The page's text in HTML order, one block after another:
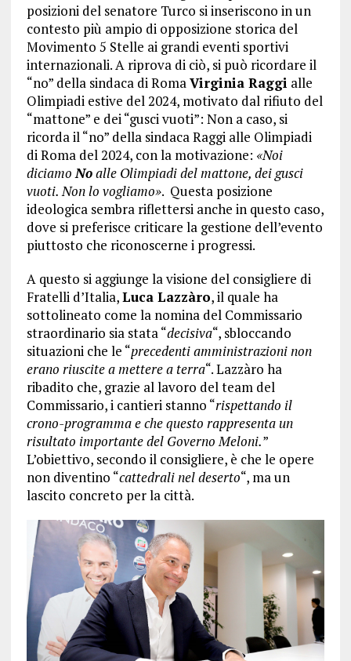
posizioni del senatore Turco si inseriscono in un
contesto più ampio di opposizione storica del
Movimento 5 Stelle ai grandi eventi sportivi
internazionali. A riprova di ciò, si può ricordare il
“no” della sindaca di RomaVirginia Raggi alle
Olimpiadi estive del 2024, motivato dal rifiuto del
“mattone” e dei “gusci vuoti”: Non a caso, si
ricorda il “no” della sindaca Raggi alle Olimpiadi
di Roma del 2024, con la motivazione: «Noi
diciamoNoalle Olimpiadi del mattone, dei gusci
vuoti. Non lo vogliamo». Questa posizione
ideologica sembra riflettersi anche in questo caso,
dove si preferisce criticare la gestione dell’evento
piuttosto che riconoscerne i progressi.
A questo si aggiunge la visione del consigliere di
Fratelli d’Italia,Luca Lazzàro, il quale ha
sottolineato come la nomina del Commissario
straordinario sia stata “decisiva“, sbloccando
situazioni che le “precedenti amministrazioni non
erano riuscite a mettere a terra“. Lazzàro ha
ribadito che, grazie al lavoro del team del
Commissario, i cantieri stanno “rispettando il
crono-programma e che questo rappresenta un
risultato importante del Governo Meloni.”
L’obiettivo, secondo il consigliere, è che le opere
non diventino “cattedrali nel deserto“, ma un
lascito concreto per la città.